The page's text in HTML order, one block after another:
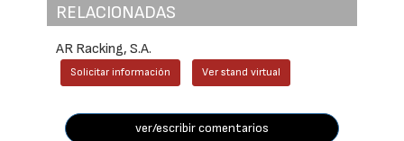
RELACIONADAS
AR Racking, S.A.
Solicitar información Ver stand virtual
ver/escribir comentarios